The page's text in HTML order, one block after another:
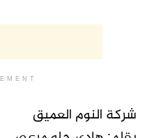
شركة النوم العميق